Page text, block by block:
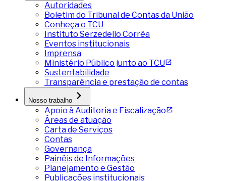
Autoridades
Boletim do Tribunal de Contas da União
Conheça o TCU
Instituto Serzedello Corrêa
Eventos institucionais
Imprensa
Ministério Público junto ao TCU
Sustentabilidade
Transparência e prestação de contas
Nosso trabalho
Apoio à Auditoria e Fiscalização
Áreas de atuação
Carta de Serviços
Contas
Governança
Painéis de Informações
Planejamento e Gestão
Publicações institucionais